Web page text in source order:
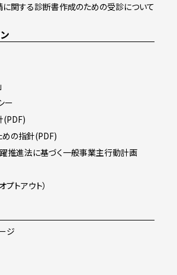
関する診断書作成のための受診について
ー
(PDF)
の指針(PDF)
推進法に基づく一般事業主行動計画
トアウト）
ジ